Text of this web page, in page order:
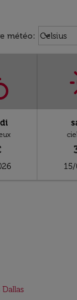
météo: Celsius
keyboard_arrow_down